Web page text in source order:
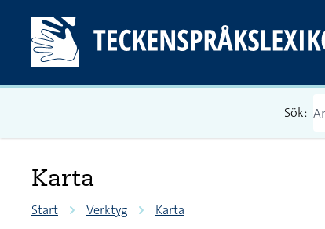
Sök:
Karta
Start Verktyg Karta